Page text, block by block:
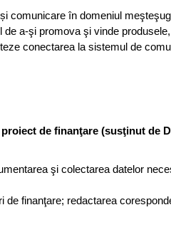
comunicare în domeniul
a-şi promova şi vinde
conectarea la sistemul de
de finanţare (susţinut de
şi colectarea datelor
finanţare; redactarea